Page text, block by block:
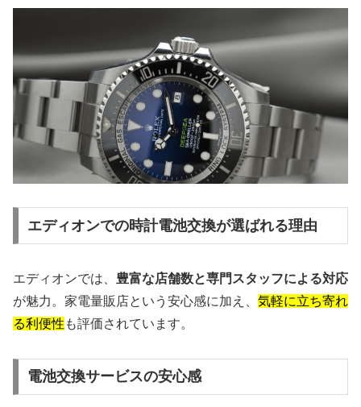
エディオンでの時計電池交換が選ばれる理由
エディオンでは、 豊富な店舗数と専門スタッフによる対応
が魅力。家電量販店という安心感に加え、 気軽に立ち寄れ
る利便性 も評価されています。
電池交換サービスの安心感